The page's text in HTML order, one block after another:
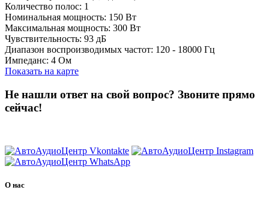
Количество полос: 1
Номинальная мощность: 150 Вт
Максимальная мощность: 300 Вт
Чувствительность: 93 дБ
Диапазон воспроизводимых частот: 120 - 18000 Гц
Импеданс: 4 Ом
Показать на карте
Не нашли ответ на свой вопрос? Звоните прямо
сейчас!
О нас